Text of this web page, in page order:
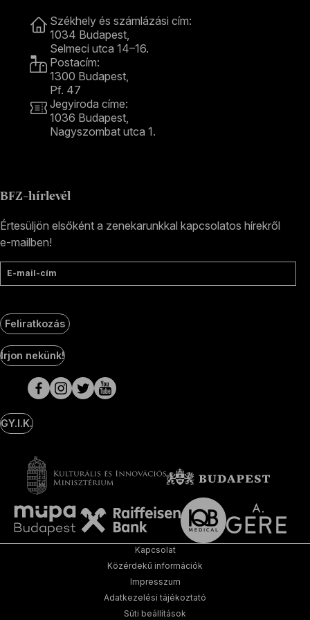
Székhely és számlázási cím:
1034 Budapest,
Selmeci utca 14–16.
Postacím:
1300 Budapest,
Pf. 47
Jegyiroda címe:
1036 Budapest,
Nagyszombat utca 1.
BFZ-hírlevél
Értesüljön elsőként a zenekarunkkal kapcsolatos hírekről
e-mailben!
E-mail-cím
Feliratkozás
Social
Media
oldalak
Írjon nekünk!
GY.I.K.
Kapcsolat
Közérdekű információk
Impresszum
Adatkezelési tájékoztató
Süti beállítások